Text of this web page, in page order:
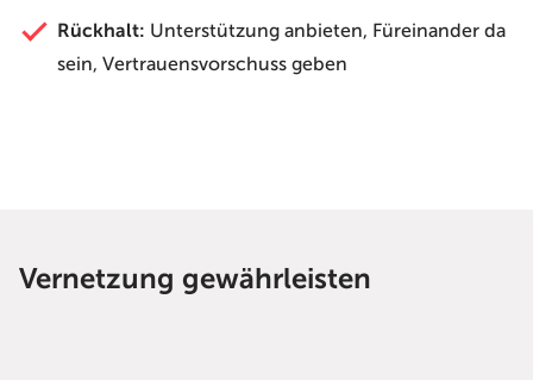
Rückhalt: Unterstützung anbieten, Füreinander da
sein, Vertrauensvorschuss geben
Vernetzung gewährleisten